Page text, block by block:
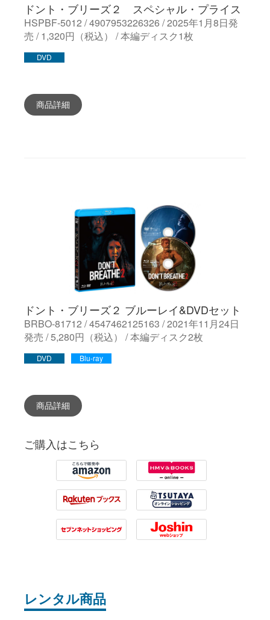
ドント・ブリーズ２ スペシャル・プライス
HSPBF-5012 / 4907953226326 / 2025年1月8日発
売 / 1,320円（税込） / 本編ディスク1枚
DVD
商品詳細
ドント・ブリーズ２ ブルーレイ&DVDセット
BRBO-81712 / 4547462125163 / 2021年11月24日
発売 / 5,280円（税込） / 本編ディスク2枚
DVD Blu-ray
商品詳細
ご購入はこちら
Amazon HMV
Rakuten Tsutaya
7net Joshin
レンタル商品